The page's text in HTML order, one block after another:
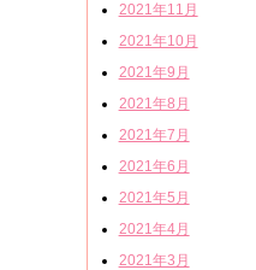
2021年11月
2021年10月
2021年9月
2021年8月
2021年7月
2021年6月
2021年5月
2021年4月
2021年3月